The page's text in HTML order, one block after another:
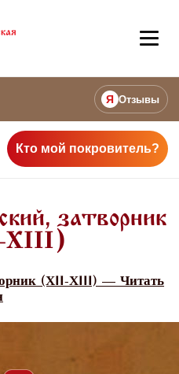
Я Отзывы
Кто мой покровитель?
затворник
ХIII)
(ХII-ХIII) — Читать